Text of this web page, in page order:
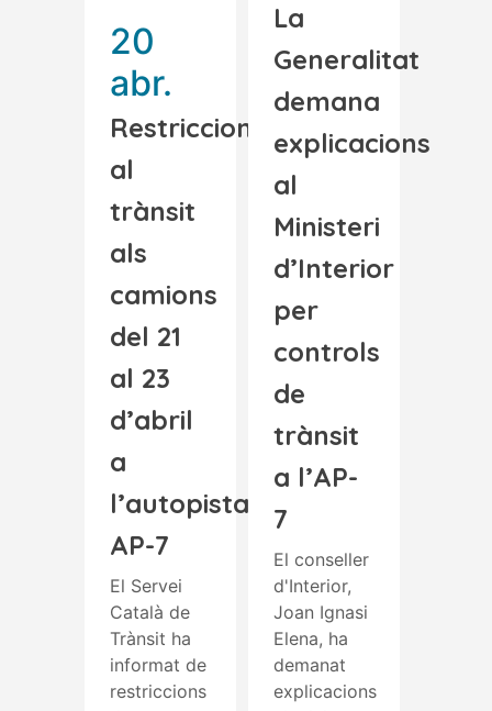
20
abr.
Restriccions
al
trànsit
als
camions
del 21
al 23
d’abril
a
l’autopista
AP-7
El Servei
Català de
Trànsit ha
informat de
restriccions
La
Generalitat
demana
explicacions
al
Ministeri
d’Interior
per
controls
de
trànsit
a l’AP-
7
El conseller
d'Interior,
Joan Ignasi
Elena, ha
demanat
explicacions